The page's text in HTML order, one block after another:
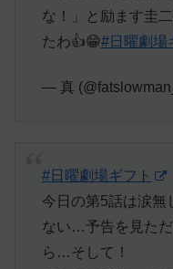
な！」と励ます圭
たわ👍😁#日曜劇場
— 真
#日曜劇場ギフト
今日の第5話は涙無
ない…予告を見た
ら…そして！